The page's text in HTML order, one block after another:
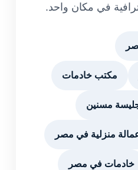
في مكان واحد.
مكتب خادمات
مسنين
منزلية في مصر
خادمات في مصر